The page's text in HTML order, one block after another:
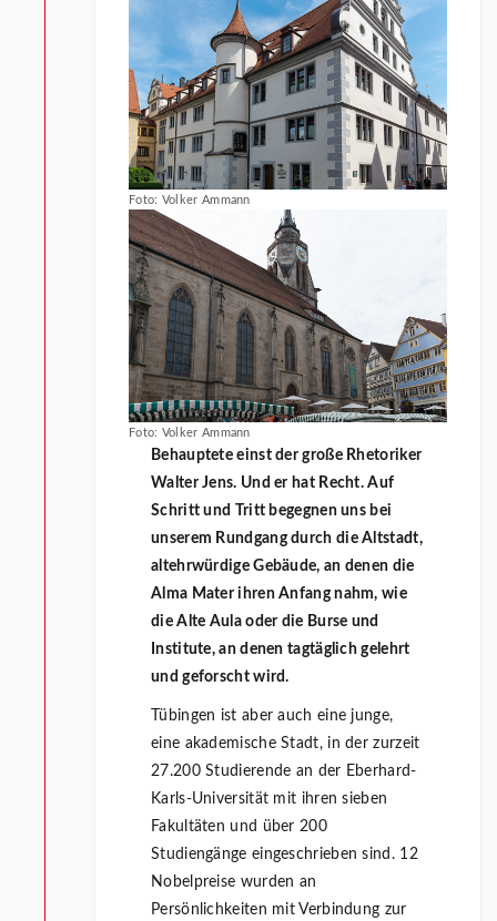
Foto: Volker Ammann
Foto: Volker Ammann
Behauptete einst der große Rhetoriker
Walter Jens. Und er hat Recht. Auf
Schritt und Tritt begegnen uns bei
unserem Rundgang durch die Altstadt,
altehrwürdige Gebäude, an denen die
Alma Mater ihren Anfang nahm, wie
die Alte Aula oder die Burse und
Institute, an denen tagtäglich gelehrt
und geforscht wird.
Tübingen ist aber auch eine junge,
eine akademische Stadt, in der zurzeit
27.200 Studierende an der Eberhard-
Karls-Universität mit ihren sieben
Fakultäten und über 200
Studiengänge eingeschrieben sind. 12
Nobelpreise wurden an
Persönlichkeiten mit Verbindung zur